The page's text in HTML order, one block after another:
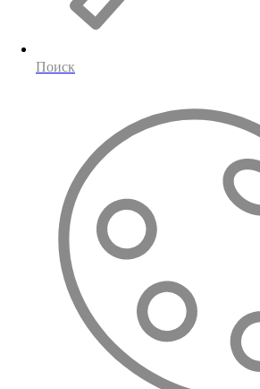
Поиск